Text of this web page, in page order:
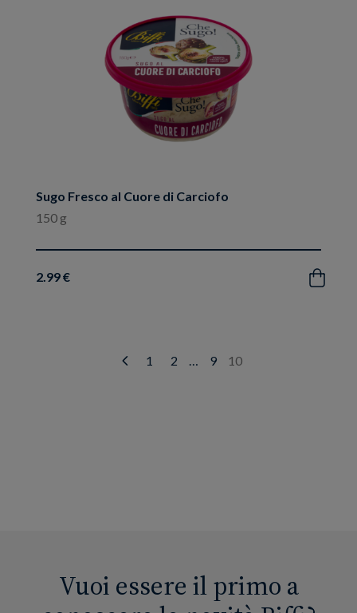
Sugo Fresco al Cuore di Carciofo
150 g
2.99 € Acquista
Prev
1 2 … 9 10
Vuoi essere il primo a